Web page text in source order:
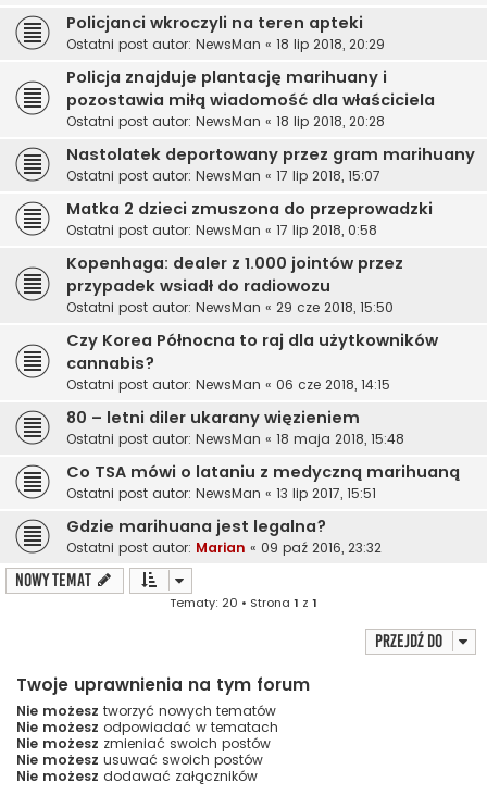
Policjanci wkroczyli na teren apteki
Ostatni post autor: NewsMan « 18 lip 2018, 20:29
Policja znajduje plantację marihuany i
pozostawia miłą wiadomość dla właściciela
Ostatni post autor: NewsMan « 18 lip 2018, 20:28
Nastolatek deportowany przez gram marihuany
Ostatni post autor: NewsMan « 17 lip 2018, 15:07
Matka 2 dzieci zmuszona do przeprowadzki
Ostatni post autor: NewsMan « 17 lip 2018, 0:58
Kopenhaga: dealer z 1.000 jointów przez
przypadek wsiadł do radiowozu
Ostatni post autor: NewsMan « 29 cze 2018, 15:50
Czy Korea Północna to raj dla użytkowników
cannabis?
Ostatni post autor: NewsMan « 06 cze 2018, 14:15
80 – letni diler ukarany więzieniem
Ostatni post autor: NewsMan « 18 maja 2018, 15:48
Co TSA mówi o lataniu z medyczną marihuaną
Ostatni post autor: NewsMan « 13 lip 2017, 15:51
Gdzie marihuana jest legalna?
Ostatni post autor: Marian « 09 paź 2016, 23:32
NOWY TEMAT
Tematy: 20 • Strona 1 z 1
Przejdź do
Twoje uprawnienia na tym forum
Nie możesz tworzyć nowych tematów
Nie możesz odpowiadać w tematach
Nie możesz zmieniać swoich postów
Nie możesz usuwać swoich postów
Nie możesz dodawać załączników